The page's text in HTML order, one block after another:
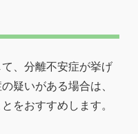
、分離不安症が挙げ
疑いがある場合は、
をおすすめします。